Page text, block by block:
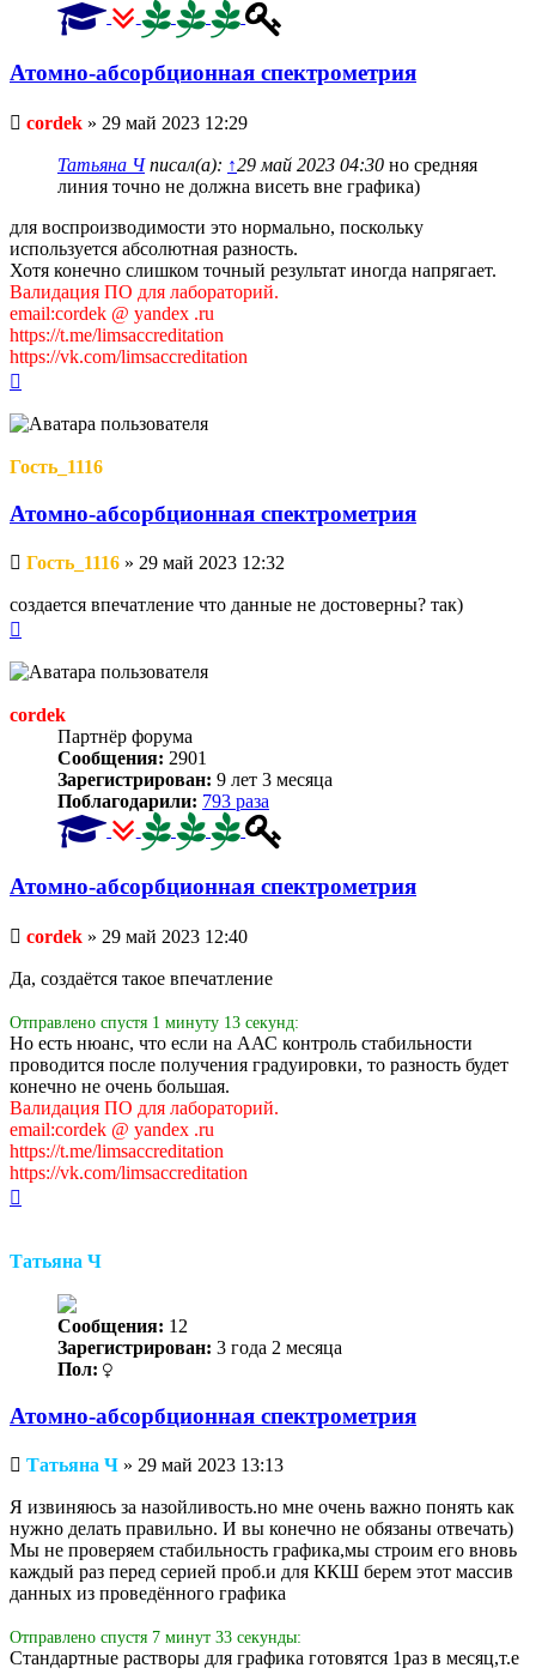
Атомно-абсорбционная спектрометрия
Непрочитанное
cordek » 29 май 2023 12:29
Татьяна Чписал(а): ↑29 май 2023 04:30 но средняя
линия точно не должна висеть вне графика)
для воспроизводимости это нормально, поскольку
используется абсолютная разность.
Хотя конечно слишком точный результат иногда напрягает.
Валидация ПО для лабораторий.
email:cordek @ yandex .ru
https://t.me/limsaccreditation
https://vk.com/limsaccreditation
началу
Гость_1116
Атомно-абсорбционная спектрометрия
Непрочитанное
Гость_1116 » 29 май 2023 12:32
создается впечатление что данные не достоверны? так)
началу
cordek
Партнёр форума
Сообщения: 2901
Зарегистрирован: 9 лет 3 месяца
Поблагодарили: 793 раза
Атомно-абсорбционная спектрометрия
Непрочитанное
cordek » 29 май 2023 12:40
Да, создаётся такое впечатление
Отправлено спустя 1 минуту 13 секунд:
Но есть нюанс, что если на ААС контроль стабильности
проводится после получения градуировки, то разность будет
конечно не очень большая.
Валидация ПО для лабораторий.
email:cordek @ yandex .ru
https://t.me/limsaccreditation
https://vk.com/limsaccreditation
Татьяна Ч
Сообщения: 12
Зарегистрирован: 3 года 2 месяца
Пол:
Атомно-абсорбционная спектрометрия
Непрочитанное
Татьяна Ч » 29 май 2023 13:13
Я извиняюсь за назойливость.но мне очень важно понять как
нужно делать правильно. И вы конечно не обязаны отвечать)
Мы не проверяем стабильность графика,мы строим его вновь
каждый раз перед серией проб.и для ККШ берем этот массив
данных из проведённого графика
Отправлено спустя 7 минут 33 секунды:
Стандартные растворы для графика готовятся 1раз в месяц,т.е